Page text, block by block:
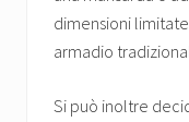
dimensioni
armadio
Si può inoltre